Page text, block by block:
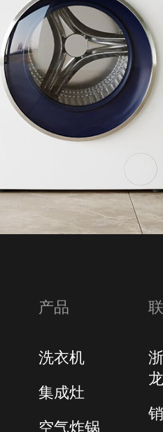
产品
洗衣机
集成灶
空气炸锅